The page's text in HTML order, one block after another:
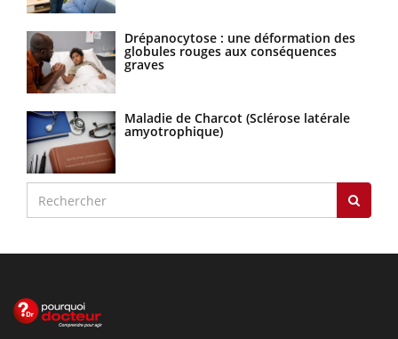
Drépanocytose : une déformation des
globules rouges aux conséquences
graves
Maladie de Charcot (Sclérose latérale
amyotrophique)